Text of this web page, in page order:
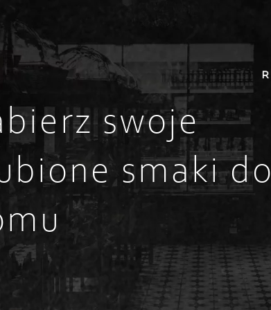
swoje
smaki do